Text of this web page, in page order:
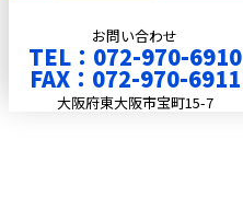
お問い合わせ
TEL：072-970-6910
FAX：072-970-6911
大阪府東大阪市宝町15-7